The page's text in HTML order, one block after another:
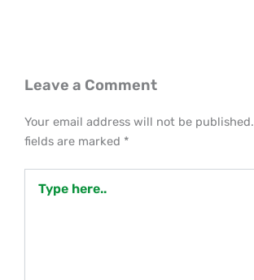
Leave a Comment
Your email address will not be published.
fields are marked *
here..